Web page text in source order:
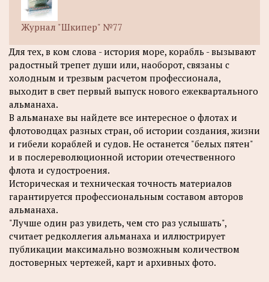
Журнал "Шкипер" №77
Для тех, в ком слова - история море, корабль - вызывают
радостный трепет души или, наоборот, связаны с
холодным и трезвым расчетом профессионала,
выходит в свет первый выпуск нового ежеквартального
альманаха.
В альманахе вы найдете все интересное о флотах и
флотоводцах разных стран, об истории создания, жизни
и гибели кораблей и судов. Не останется "белых пятен"
и в послереволюционной истории отечественного
флота и судостроения.
Историческая и техническая точность материалов
гарантируется профессиональным составом авторов
альманаха.
"Лучше один раз увидеть, чем сто раз услышать",
считает редколлегия альманаха и иллюстрирует
публикации максимально возможным количеством
достоверных чертежей, карт и архивных фото.